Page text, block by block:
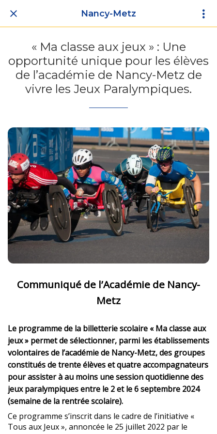
Nancy-Metz
« Ma classe aux jeux » : Une
opportunité unique pour les élèves
de l’académie de Nancy-Metz de
vivre les Jeux Paralympiques.
Communiqué de l’Académie de Nancy-
Metz
Le programme de la billetterie scolaire « Ma classe aux
jeux » permet de sélectionner, parmi les établissements
volontaires de l’académie de Nancy-Metz, des groupes
constitués de trente élèves et quatre accompagnateurs
pour assister à au moins une session quotidienne des
jeux paralympiques entre le 2 et le 6 septembre 2024
(semaine de la rentrée scolaire).
Ce programme s’inscrit dans le cadre de l’initiative «
Tous aux Jeux », annoncée le 25 juillet 2022 par le